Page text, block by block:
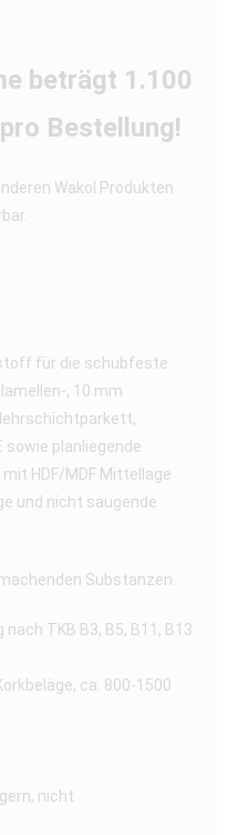
beträgt 1.100
Bestellung!
Wakol Produkten
für die schubfeste
, 10 mm
sowie planliegende
HDF/MDF Mittellage
und nicht saugende
Substanzen.
TKB B3, B5, B11, B13
ca. 800-1500
nicht